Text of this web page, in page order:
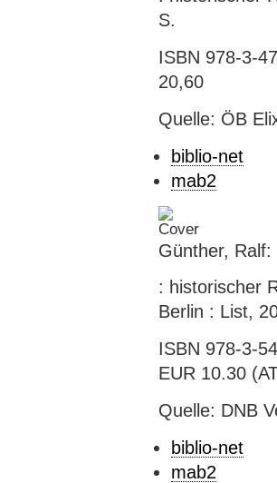
S.
ISBN 978-3-
20,60
Quelle: ÖB
biblio-net
mab2
Günther,
: historischer
Berlin : List,
ISBN 978-3-
EUR 10.30
Quelle: DNB
biblio-net
mab2